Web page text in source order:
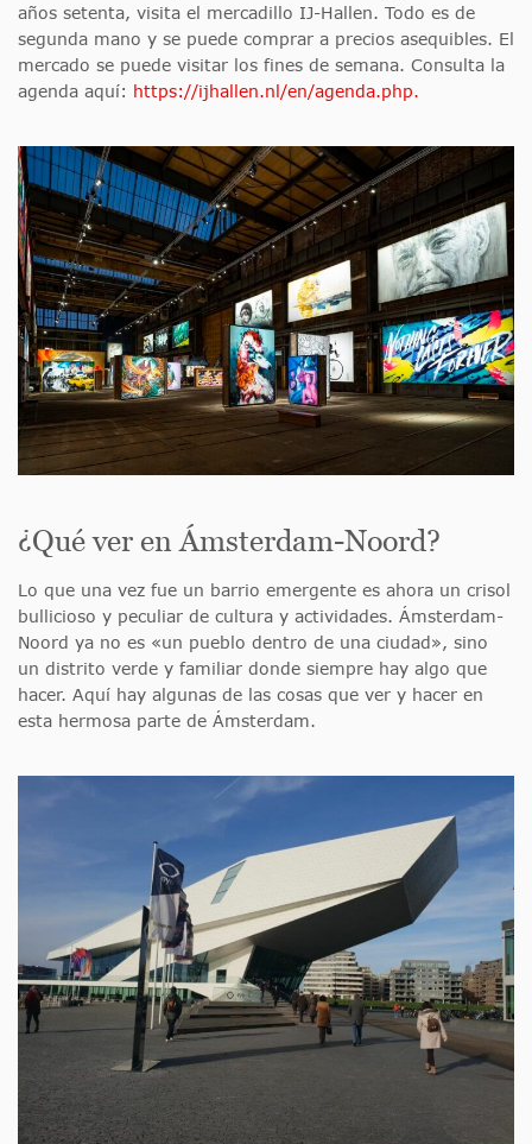
años setenta, visita el mercadillo IJ-Hallen. Todo es de
segunda mano y se puede comprar a precios asequibles. El
mercado se puede visitar los fines de semana. Consulta la
agenda aquí: https://ijhallen.nl/en/agenda.php.
¿Qué ver en Ámsterdam-Noord?
Lo que una vez fue un barrio emergente es ahora un crisol
bullicioso y peculiar de cultura y actividades. Ámsterdam-
Noord ya no es «un pueblo dentro de una ciudad», sino
un distrito verde y familiar donde siempre hay algo que
hacer. Aquí hay algunas de las cosas que ver y hacer en
esta hermosa parte de Ámsterdam.